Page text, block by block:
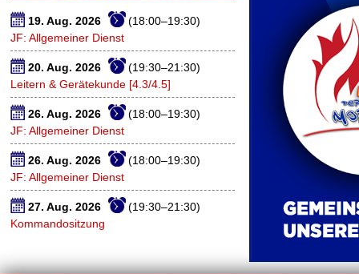
19. Aug. 2026
(18:00–19:30)
JF: Allgemeiner Dienst
20. Aug. 2026
(19:30–21:30)
Leitern & Gerätekunde [4.3/4.5]
26. Aug. 2026
(18:00–19:30)
JF: Allgemeiner Dienst
26. Aug. 2026
(18:00–19:30)
JF: Allgemeiner Dienst
27. Aug. 2026
(19:30–21:30)
Kommandositzung